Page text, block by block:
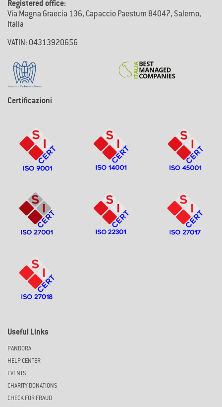
Registered office:
Via Magna Graecia 136, Capaccio Paestum 84047, Salerno,
Italia
VATIN: 04313920656
Certificazioni
Useful Links
PANDORA
HELP CENTER
EVENTS
CHARITY DONATIONS
CHECK FOR FRAUD